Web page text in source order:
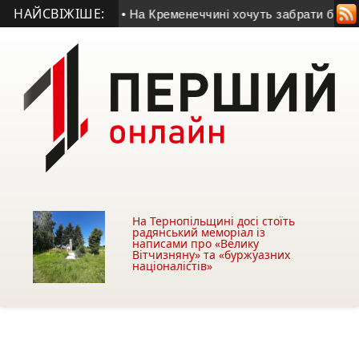
НАЙСВІЖІШЕ:
у Тернополі • На Кременеччині хочуть забрати безхазяйну
На Тернопільщині досі стоїть
радянський меморіал із
написами про «Велику
Вітчизняну» та «буржуазних
націоналістів»